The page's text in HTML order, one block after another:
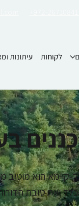
לקוחות עיתונות
קיימא הוא מוטיב
ואת טובת